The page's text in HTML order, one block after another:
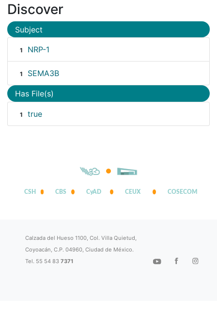
Discover
Subject
1 NRP-1
1 SEMA3B
Has File(s)
1 true
CSH CBS CyAD CEUX COSECOM
Calzada del Hueso 1100, Col. Villa Quietud,
Coyoacán, C.P. 04960, Ciudad de México.
Tel. 55 54 837371